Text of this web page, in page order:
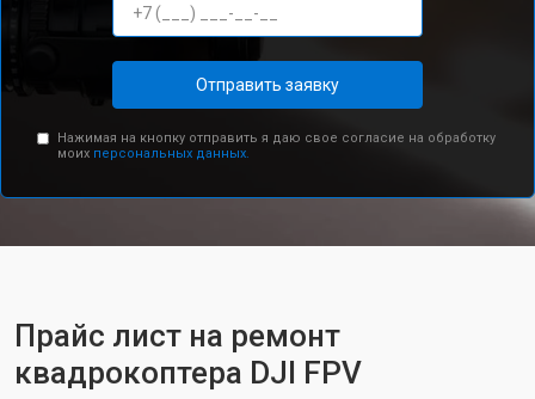
Отправить заявку
Нажимая на кнопку отправить я даю свое согласие на обработку
моих персональных данных.
Прайс лист на ремонт
квадрокоптера DJI FPV